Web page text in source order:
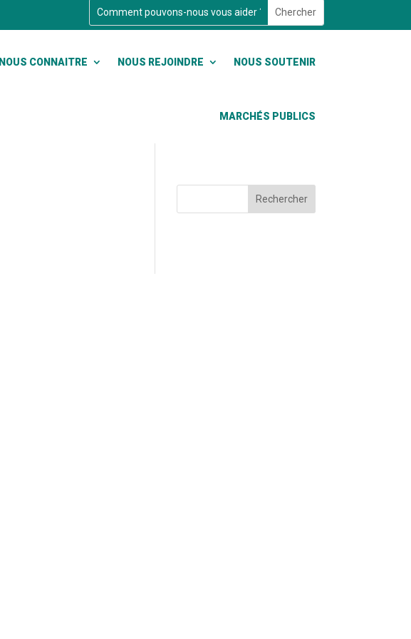
NOUS CONNAITRE NOUS REJOINDRE NOUS SOUTENIR
MARCHÉS PUBLICS
Rechercher